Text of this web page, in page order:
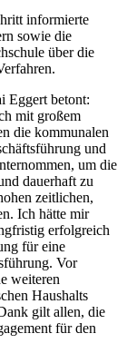
informierte
sowie die
über die
Eggert betont:
mit großem
die kommunalen
und
um die
dauerhaft zu
zeitlichen,
Ich hätte mir
erfolgreich
für eine
Vor
weiteren
Haushalts
gilt allen, die
für den